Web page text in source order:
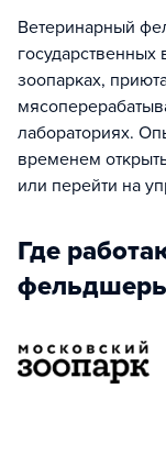
Ветеринарный
зоопарках,
лабораториях.
временем
или перейти на
Где